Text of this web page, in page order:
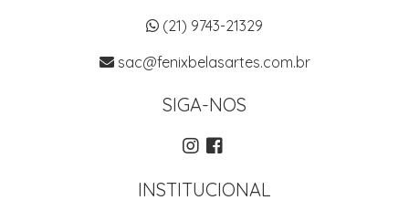
(21) 9743-21329
sac@fenixbelasartes.com.br
SIGA-NOS
INSTITUCIONAL